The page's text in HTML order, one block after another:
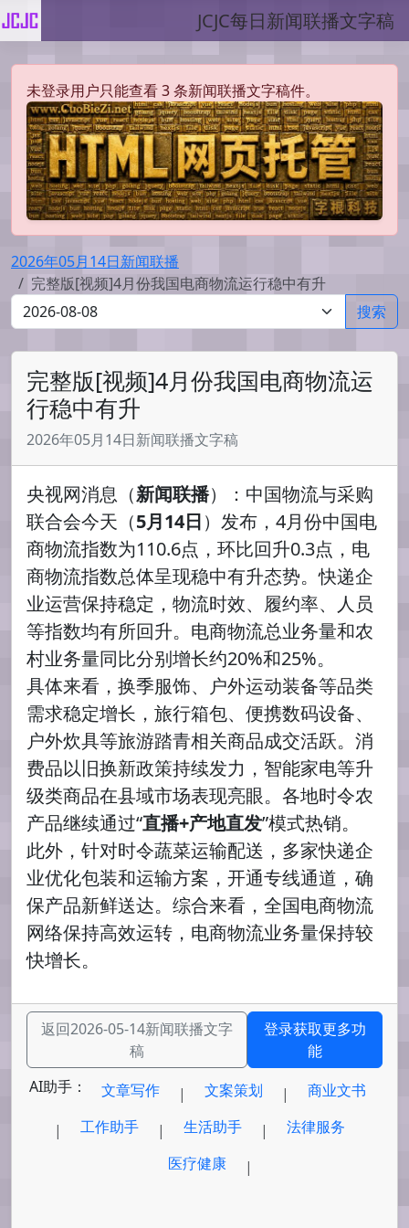
JCJC每日新闻联播文字稿
未登录用户只能查看 3 条新闻联播文字稿件。
2026年05月14日新闻联播
完整版[视频]4月份我国电商物流运行稳中有升
搜索
完整版[视频]4月份我国电商物流运
行稳中有升
2026年05月14日新闻联播文字稿
央视网消息（新闻联播）：中国物流与采购
联合会今天（5月14日）发布，4月份中国电
商物流指数为110.6点，环比回升0.3点，电
商物流指数总体呈现稳中有升态势。快递企
业运营保持稳定，物流时效、履约率、人员
等指数均有所回升。电商物流总业务量和农
村业务量同比分别增长约20%和25%。
具体来看，换季服饰、户外运动装备等品类
需求稳定增长，旅行箱包、便携数码设备、
户外炊具等旅游踏青相关商品成交活跃。消
费品以旧换新政策持续发力，智能家电等升
级类商品在县域市场表现亮眼。各地时令农
产品继续通过“直播+产地直发”模式热销。
此外，针对时令蔬菜运输配送，多家快递企
业优化包装和运输方案，开通专线通道，确
保产品新鲜送达。综合来看，全国电商物流
网络保持高效运转，电商物流业务量保持较
快增长。
返回2026-05-14新闻联播文字
稿
登录获取更多功
能
AI助手：
文章写作 | 文案策划 |
商业文书
|
工作助手 | 生活助手 |
法律服务
医疗健康
|